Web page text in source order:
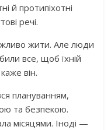
й протипіхотні
речі.
жити. Але люди
все, щоб їхній
він.
плануванням,
та безпекою.
місяцями. Іноді —